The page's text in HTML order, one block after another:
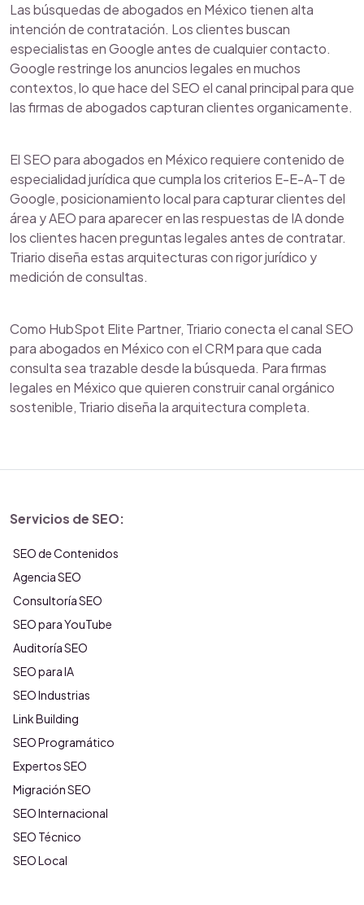
Las búsquedas de abogados en México tienen alta
intención de contratación. Los clientes buscan
especialistas en Google antes de cualquier contacto.
Google restringe los anuncios legales en muchos
contextos, lo que hace del SEO el canal principal para que
las firmas de abogados capturan clientes organicamente.
El SEO para abogados en México requiere contenido de
especialidad jurídica que cumpla los criterios E-E-A-T de
Google, posicionamiento local para capturar clientes del
área y AEO para aparecer en las respuestas de IA donde
los clientes hacen preguntas legales antes de contratar.
Triario diseña estas arquitecturas con rigor jurídico y
medición de consultas.
Como HubSpot Elite Partner, Triario conecta el canal SEO
para abogados en México con el CRM para que cada
consulta sea trazable desde la búsqueda. Para firmas
legales en México que quieren construir canal orgánico
sostenible, Triario diseña la arquitectura completa.
Servicios de SEO:
SEO de Contenidos
Agencia SEO
Consultoría SEO
SEO para YouTube
Auditoría SEO
SEO para IA
SEO Industrias
Link Building
SEO Programático
Expertos SEO
Migración SEO
SEO Internacional
SEO Técnico
SEO Local